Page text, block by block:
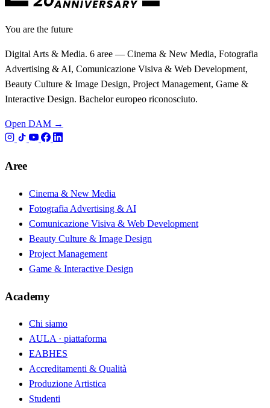
You are the future
Digital Arts & Media. 6 aree — Cinema & New Media, Fotografia
Advertising & AI, Comunicazione Visiva & Web Development,
Beauty Culture & Image Design, Project Management, Game &
Interactive Design. Bachelor europeo riconosciuto.
Open DAM →
Aree
Cinema & New Media
Fotografia Advertising & AI
Comunicazione Visiva & Web Development
Beauty Culture & Image Design
Project Management
Game & Interactive Design
Academy
Chi siamo
AULA · piattaforma
EABHES
Accreditamenti & Qualità
Produzione Artistica
Studenti